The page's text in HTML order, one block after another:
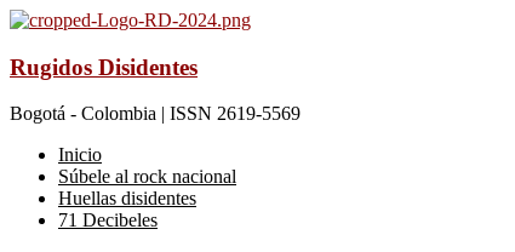
Rugidos Disidentes
Bogotá - Colombia | ISSN 2619-5569
Inicio
Súbele al rock nacional
Huellas disidentes
71 Decibeles